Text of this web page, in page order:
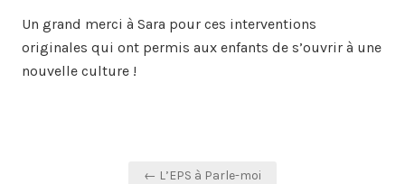
Un grand merci à Sara pour ces interventions
originales qui ont permis aux enfants de s’ouvrir à une
nouvelle culture !
← L’EPS à Parle-moi